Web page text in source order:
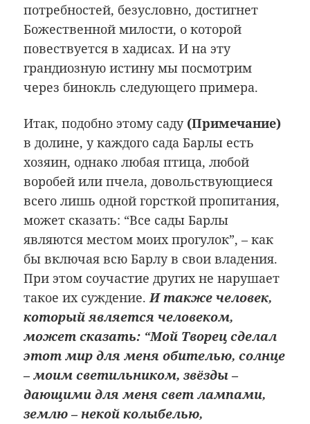
потребностей, безусловно, достигнет
Божественной милости, о которой
повествуется в хадисах. И на эту
грандиозную истину мы посмотрим
через бинокль следующего примера.
Итак, подобно этому саду (Примечание)
в долине, у каждого сада Барлы есть
хозяин, однако любая птица, любой
воробей или пчела, довольствующиеся
всего лишь одной горсткой пропитания,
может сказать: “Все сады Барлы
являются местом моих прогулок”, – как
бы включая всю Барлу в свои владения.
При этом соучастие других не нарушает
такое их суждение.И также человек,
который является человеком,
может сказать: “Мой Творец сделал
этот мир для меня обителью, солнце
– моим светильником, звёзды –
дающими для меня свет лампами,
землю – некой колыбелью,